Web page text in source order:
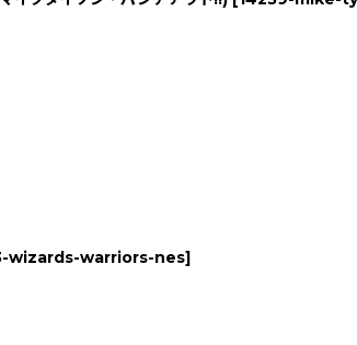
wizards-warriors-nes]